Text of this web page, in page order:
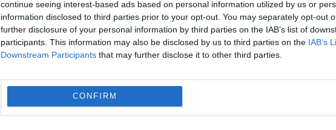
continue seeing interest-based ads based on personal information utilized by us or
information disclosed to third parties prior to your opt-out. You may separately opt-out
further disclosure of your personal information by third parties on the IAB’s list of
participants. This information may also be disclosed by us to third parties on the IAB’s
Downstream Participants that may further disclose it to other third parties.
CONFIRM